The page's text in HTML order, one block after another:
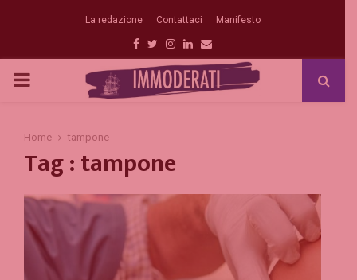
La redazione Contattaci Manifesto
Facebook
Twitter
Instagram
Linkedin
Email
PRIMARY
Home tampone
Tag : tampone